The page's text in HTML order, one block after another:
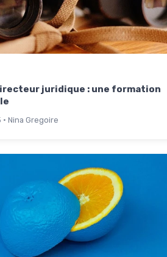
juridique : une formation
· Nina Gregoire